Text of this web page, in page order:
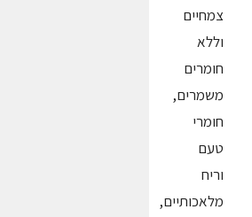
צמחיים
וללא
חומרים
משמרים,
חומרי
טעם
וריח
מלאכותיים,